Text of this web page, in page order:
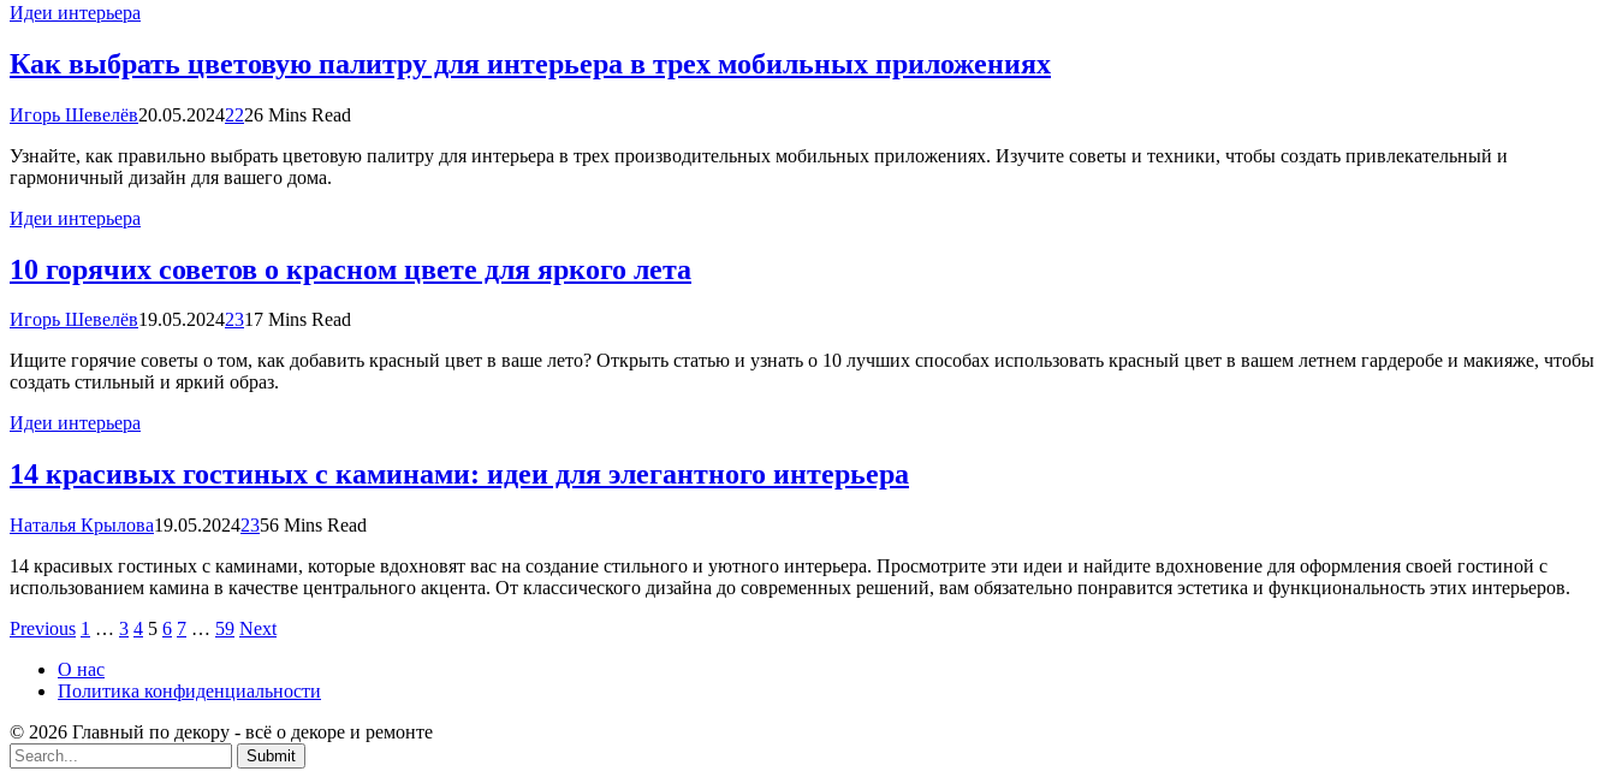
Идеи интерьера
Как выбрать цветовую палитру для интерьера в трех мобильных приложениях
Игорь Шевелёв20.05.20242226 Mins Read
Узнайте, как правильно выбрать цветовую палитру для интерьера в трех производительных мобильных приложениях. Изучите советы и техники, чтобы создать привлекательный и
гармоничный дизайн для вашего дома.
Идеи интерьера
10 горячих советов о красном цвете для яркого лета
Игорь Шевелёв19.05.20242317 Mins Read
Ищите горячие советы о том, как добавить красный цвет в ваше лето? Открыть статью и узнать о 10 лучших способах использовать красный цвет в вашем летнем гардеробе и макияже, чтобы
создать стильный и яркий образ.
Идеи интерьера
14 красивых гостиных с каминами: идеи для элегантного интерьера
Наталья Крылова19.05.20242356 Mins Read
14 красивых гостиных с каминами, которые вдохновят вас на создание стильного и уютного интерьера. Просмотрите эти идеи и найдите вдохновение для оформления своей гостиной с
использованием камина в качестве центрального акцента. От классического дизайна до современных решений, вам обязательно понравится эстетика и функциональность этих интерьеров.
Previous 1 … 3 4 5 6 7 … 59 Next
О нас
Политика конфиденциальности
© 2026 Главный по декору - всё о декоре и ремонте
Submit